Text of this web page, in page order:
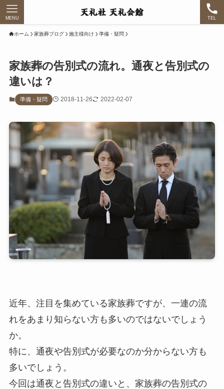
TEL
MENU
ホーム 家族葬ブログ 施主様向け 準備・疑問
家族葬の告別式の流れ。通夜と告別式の
違いは？
準備・疑問 2018-11-26 2022-02-07
近年、注目を集めている家族葬ですが、一連の流
れをあまり知らない方も多いのではないでしょう
か。
特に、通夜や告別式が必要なのか分からない方も
多いでしょう。
今回は通夜と告別式の違いと、家族葬の告別式の